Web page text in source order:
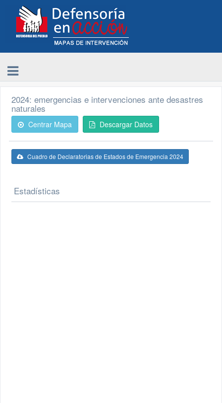
2024: emergencias e intervenciones ante desastres
naturales
Centrar Mapa Descargar Datos
Cuadro de Declaratorias de Estados de Emergencia 2024
Estadísticas